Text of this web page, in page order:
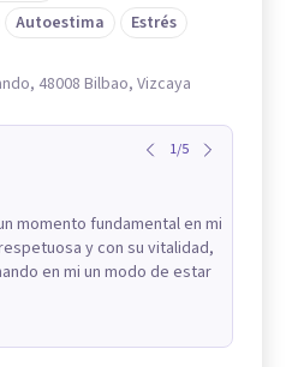
Autoestima Estrés
48008 Bilbao, Vizcaya
1/5
momento fundamental en mi
y con su vitalidad,
en mi un modo de estar